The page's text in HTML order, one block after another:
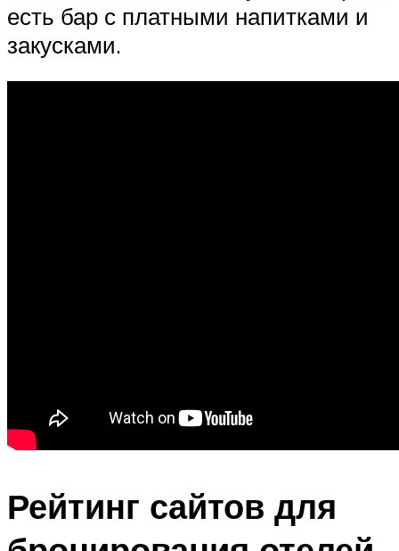
есть бар с платными напитками и
закусками.
Рейтинг сайтов для